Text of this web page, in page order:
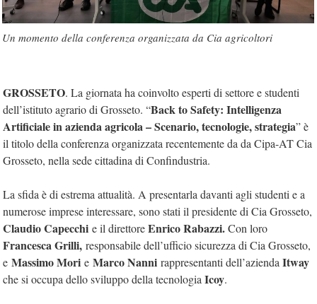
Un momento della conferenza organizzata da Cia agricoltori
GROSSETO. La giornata ha coinvolto esperti di settore e studenti
dell’istituto agrario di Grosseto. “Back to Safety: Intelligenza
Artificiale in azienda agricola – Scenario, tecnologie, strategia” è
il titolo della conferenza organizzata recentemente da da Cipa-AT Cia
Grosseto, nella sede cittadina di Confindustria.
La sfida è di estrema attualità. A presentarla davanti agli studenti e a
numerose imprese interessare, sono stati il presidente di Cia Grosseto,
Claudio Capecchi e il direttoreEnrico Rabazzi.Con loro
Francesca Grilli, responsabile dell’ufficio sicurezza di Cia Grosseto,
e Massimo Mori e Marco Nanni rappresentanti dell’azienda Itway
che si occupa dello sviluppo della tecnologia Icoy.